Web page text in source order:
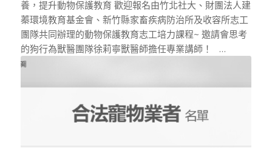
養，提升動物保護教育 歡迎報名由竹北社大、財團法人建
蓁環境教育基金會、新竹縣家畜疾病防治所及收容所志工
團隊共同辦理的動物保護教育志工培力課程~ 邀請會思考
的狗行為獸醫團隊徐莉寧獸醫師擔任專業講師！ …